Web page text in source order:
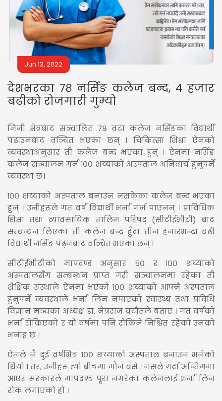
Jun 13, 2022
देशभरका ७८ नर्सिङ कलेज बन्द, ४ हजार
बढीको रोजगारी गुम्यो
निजी क्षेत्रबाट सञ्चालित ७८ वटा कलेज नर्सिङका विद्यार्थी
पढाउनबाट वञ्चित भएका छन् । चिकित्सा शिक्षा ऐनको
व्यवस्थाअनुसार ती कलेज बन्द भएका हुन् । ऐनमा नर्सिङ
कलेज सञ्चालन गर्न १०० शय्याको अस्पताल अनिवार्य हुनुपर्ने
व्यवस्था छ ।
१०० शय्याको अस्पताल बनाउन नसकेका कलेज बन्द भएका
हुन् । उनीहरूले गत वर्ष विद्यार्थी भर्ना गर्न पाएनन् । प्राविधिक
शिक्षा तथा व्यावसायिक तालिम परिषद् (सीटीईभीटी) बाट
सम्बन्धन लिएका ती कलेज बन्द हुँदा तीन हजारभन्दा बढी
विद्यार्थी नर्सिङ पढ्नबाट वञ्चित भएका छन् ।
सीटीईभीटीको मापदण्ड अनुसार ५० र १०० शय्याको
अस्पतालसँग सम्बन्धन प्राप्त गरी सञ्चालनमा रहेका ती
शैक्षिक संस्थाले ऐनमा भएको १०० शय्याको आफ्नै अस्पताल
हुनुपर्ने व्यवस्थाले भर्ना लिन नपाएको स्वास्थ्य तथा प्रविधि
विज्ञान मञ्चका अध्यक्ष डा. नेत्रराज चटौतले बताए । गत वर्षको
भर्ना रोकिएको र यो वर्षमा पनि रोकिने निश्चित रहेको उनको
भनाइ छ ।
ऐनले नै दुई वर्षभित्र १०० शय्याको अस्पताल बनाउन भनेको
थियो । तर, उनीहरू त्यो बीचमा मौन बसे । जसले गर्दा अन्तिममा
आएर सरकारले मापदण्ड पूरा नगरेका कलेजलाई भर्ना लिन
रोक लगाएको हो ।